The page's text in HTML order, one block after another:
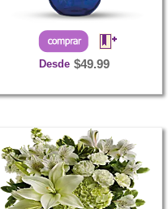
Desde $49.99